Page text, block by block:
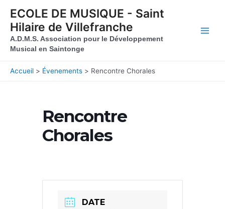
ECOLE DE MUSIQUE - Saint
Hilaire de Villefranche
A.D.M.S. Association pour le Développement
Musical en Saintonge
Accueil Évenements Rencontre Chorales
Rencontre
Chorales
DATE